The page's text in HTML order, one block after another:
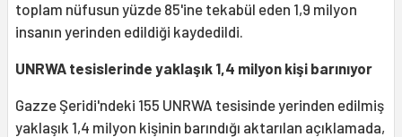
toplam nüfusun yüzde 85'ine tekabül eden 1,9 milyon
insanın yerinden edildiği kaydedildi.
UNRWA tesislerinde yaklaşık 1,4 milyon kişi barınıyor
Gazze Şeridi'ndeki 155 UNRWA tesisinde yerinden edilmiş
yaklaşık 1,4 milyon kişinin barındığı aktarılan açıklamada,